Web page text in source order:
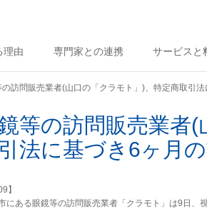
理由 専門家との連携 サービスと
の訪問販売業者(山口の「クラモト」)、特定商取引
鏡等の訪問販売業
法に基づき6ヶ月
】
にある眼鏡等の訪問販売業者「クラモト」は9日